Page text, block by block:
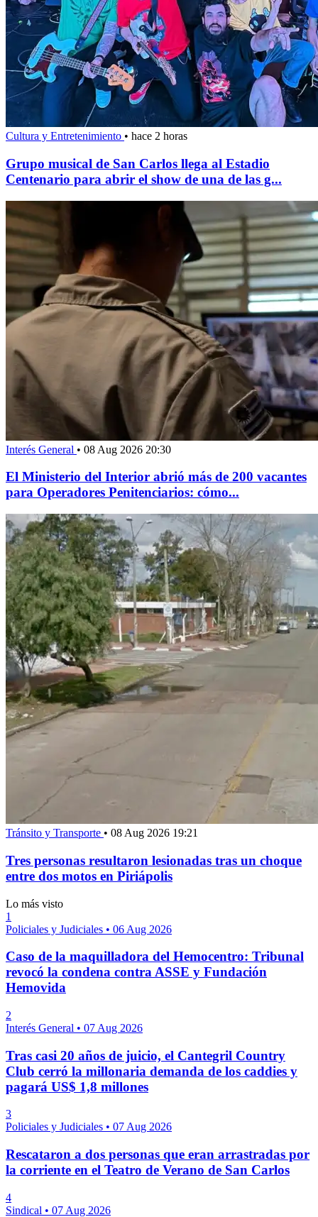
Cultura y Entretenimiento • hace 2 horas
Grupo musical de San Carlos llega al Estadio
Centenario para abrir el show de una de las g...
Interés General • 08 Aug 2026 20:30
El Ministerio del Interior abrió más de 200 vacantes
para Operadores Penitenciarios: cómo...
Tránsito y Transporte • 08 Aug 2026 19:21
Tres personas resultaron lesionadas tras un choque
entre dos motos en Piriápolis
Lo más visto
1
Policiales y Judiciales • 06 Aug 2026
Caso de la maquilladora del Hemocentro: Tribunal
revocó la condena contra ASSE y Fundación
Hemovida
2
Interés General • 07 Aug 2026
Tras casi 20 años de juicio, el Cantegril Country
Club cerró la millonaria demanda de los caddies y
pagará US$ 1,8 millones
3
Policiales y Judiciales • 07 Aug 2026
Rescataron a dos personas que eran arrastradas por
la corriente en el Teatro de Verano de San Carlos
4
Sindical • 07 Aug 2026